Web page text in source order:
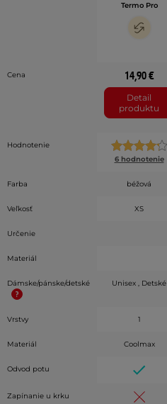
Termo Pro
Cena 14,90 €
Detail
produktu
Hodnotenie
6 hodnotenie
Farba béžová
Veľkosť XS
Určenie
Materiál
Dámske/pánske/detské Unisex , Detské
Vrstvy 1
Materiál Coolmax
Odvod potu
Zapínanie u krku